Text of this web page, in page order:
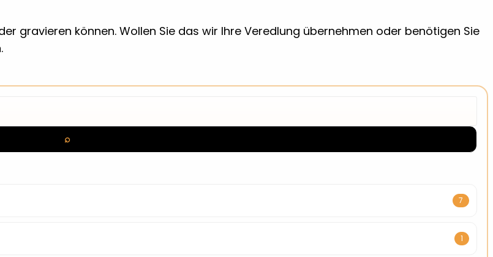
gravieren können. Wollen Sie das wir Ihre Veredlung übernehmen oder benötigen Sie
Suchen
7
1